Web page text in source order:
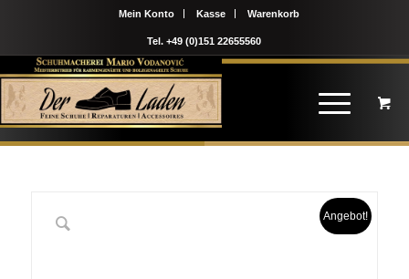
Mein Konto Kasse Warenkorb
Tel. +49 (0)151 22655560
Angebot!